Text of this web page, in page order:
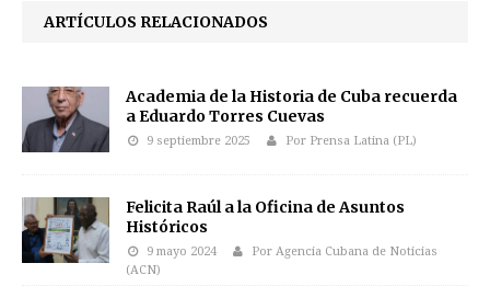
ARTÍCULOS RELACIONADOS
Academia de la Historia de Cuba recuerda
a Eduardo Torres Cuevas
9 septiembre 2025 Por Prensa Latina (PL)
Felicita Raúl a la Oficina de Asuntos
Históricos
9 mayo 2024
Por Agencia Cubana de Noticias
(ACN)